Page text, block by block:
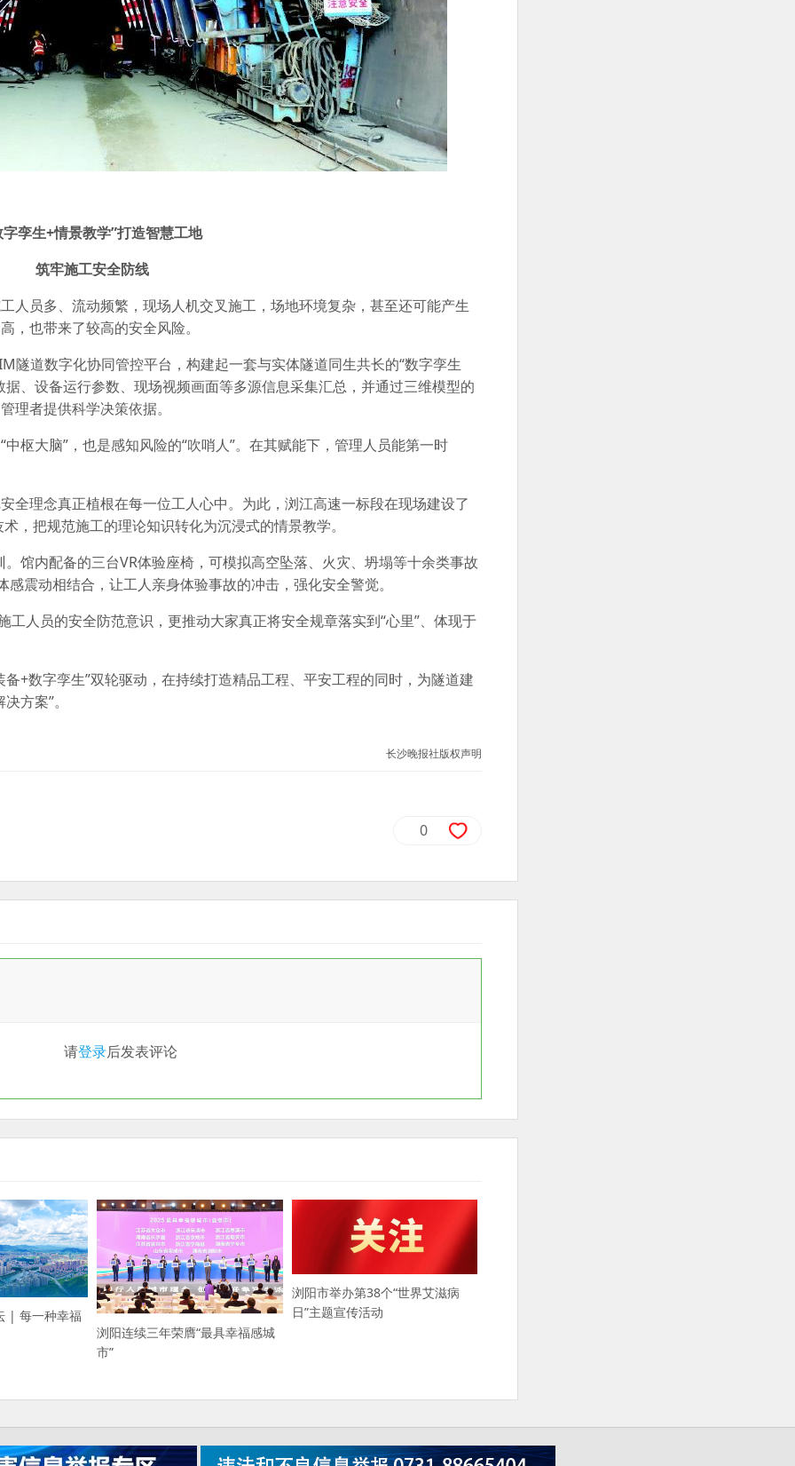
字孪生+情景教学”打造智慧工地
筑牢施工安全防线
人员多、流动频繁，现场人机交叉施工，场地环境复杂，甚至还可能产生
，也带来了较高的安全风险。
隧道数字化协同管控平台，构建起一套与实体隧道同生共长的“数字孪生
、设备运行参数、现场视频画面等多源信息采集汇总，并通过三维模型的
理者提供科学决策依据。
枢大脑”，也是感知风险的“吹哨人”。在其赋能下，管理人员能第一时
全理念真正植根在每一位工人心中。为此，浏江高速一标段在现场建设了
，把规范施工的理论知识转化为沉浸式的情景教学。
馆内配备的三台VR体验座椅，可模拟高空坠落、火灾、坍塌等十余类事故
震动相结合，让工人亲身体验事故的冲击，强化安全警觉。
工人员的安全防范意识，更推动大家真正将安全规章落实到“心里”、体现于
+数字孪生”双轮驱动，在持续打造精品工程、平安工程的同时，为隧道建
方案”。
长沙晚报社版权声明
0
请登录后发表评论
| 每一种幸福
浏阳连续三年荣膺“最具幸福感城
市”
浏阳市举办第38个“世界艾滋病
日”主题宣传活动